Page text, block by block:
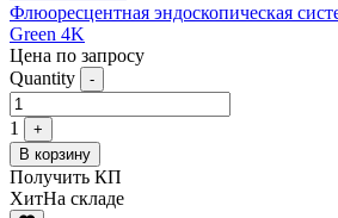
Флюоресцентная эндоскопическая
Green 4K
Цена по запросу
Quantity
-
1
+
В корзину
Получить КП
ХитНа складе